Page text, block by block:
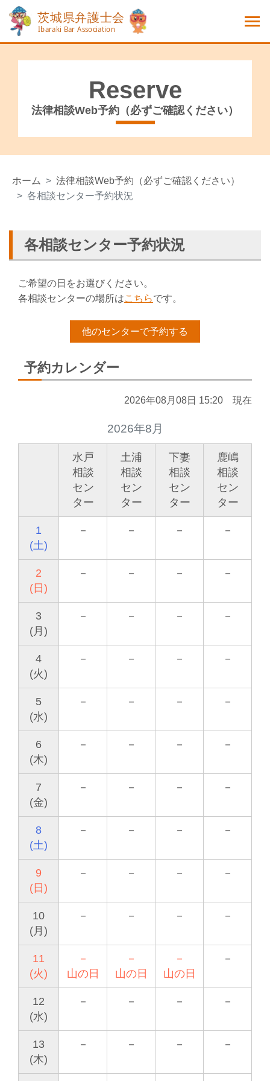
Reserve
法律相談Web予約（必ずご確認ください）
ホーム
法律相談Web予約（必ずご確認ください）
各相談センター予約状況
各相談センター予約状況
ご希望の日をお選びください。
各相談センターの場所はこちらです。
他のセンターで予約する
予約カレンダー
2026年08月08日 15:20 現在
2026年8月
水戸
相談
セン
ター
土浦
相談
セン
ター
下妻
相談
セン
ター
鹿嶋
相談
セン
ター
1
(土)
－ － － －
2
(日)
－ － － －
3
(月)
－ － － －
4
(火)
－ － － －
5
(水)
－ － － －
6
(木)
－ － － －
7
(金)
－ － － －
8
(土)
－ － － －
9
(日)
－ － － －
10
(月)
－ － － －
11
(火)
－
山の日
－
山の日
－
山の日
－
12
(水)
－ － － －
13
(木)
－ － － －